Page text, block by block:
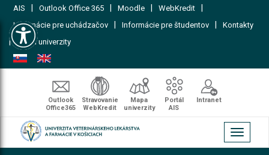
Open toolbar
AIS Outlook Office 365 Moodle WebKredit
Informácie pre uchádzačov Informácie pre študentov Kontakty
| Mapa univerzity
Outlook
Office365
Stravovanie
WebKredit
Mapa
univerzity
Portál
AIS
Intranet
Toggle